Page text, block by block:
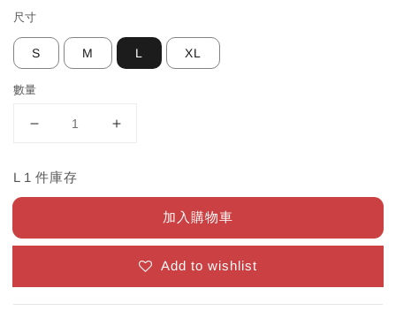
尺寸
S M L XL
數量
L 1 件庫存
加入購物車
Add to wishlist